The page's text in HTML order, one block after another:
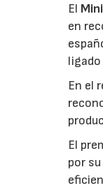
El
en
En el
El
por